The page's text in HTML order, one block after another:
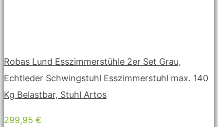
Robas Lund Esszimmerstühle 2er Set Grau,
Echtleder Schwingstuhl Esszimmerstuhl max. 140
Kg Belastbar, Stuhl Artos
299,95 €